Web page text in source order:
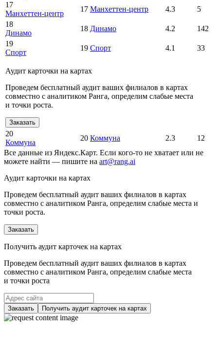
17
Манхеттен-центр
17 Манхеттен-центр 4.3
5
18
Динамо
18 Динамо 4.2
142
19
Спорт
19 Спорт 4.1 33
Аудит карточки на картах
Проведем бесплатный аудит ваших филиалов в картах
совместно с аналитиком Ранга, определим слабые места
и точки роста.
Заказать
20
Коммуна
20 Коммуна 2.3
12
Все данные из Яндекс.Карт. Если кого-то не хватает или не
можете найти — пишите на art@rang.ai
Аудит карточки на картах
Проведем бесплатный аудит ваших филиалов в картах
совместно с аналитиком Ранга, определим слабые места и
точки роста.
Заказать
Получить аудит карточек на картах
Проведем бесплатный аудит ваших филиалов в картах
совместно с аналитиком Ранга, определим слабые места
и точки роста
Заказать Получить аудит карточек на картах